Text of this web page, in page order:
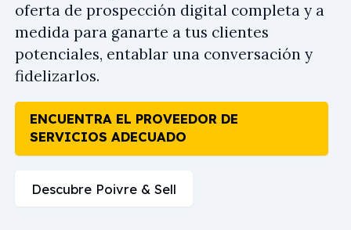
oferta de prospección digital completa y a
medida para ganarte a tus clientes
potenciales, entablar una conversación y
fidelizarlos.
ENCUENTRA EL PROVEEDOR DE
SERVICIOS ADECUADO
Descubre Poivre & Sell